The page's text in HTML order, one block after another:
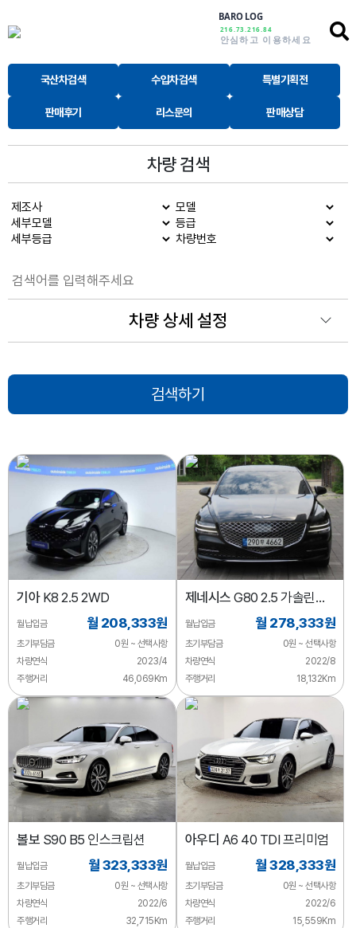
국산차검색 수입차검색 특별기획전
판매후기 리스문의 판매상담
차량 검색
차량 상세 설정
기아K8 2.5 2WD
월납입금 월 208,333원
초기부담금
0원 ~ 선택사항
차량연식
2023/4
주행거리
46,069Km
제네시스 G80 2.5 가솔린
터보 2WD
월납입금 월 278,333원
초기부담금
0원 ~ 선택사항
차량연식
2022/8
주행거리
18,132Km
볼보 S90 B5 인스크립션
월납입금 월 323,333원
초기부담금
0원 ~ 선택사항
차량연식
2022/6
주행거리
32,715Km
아우디 A6 40 TDI 프리미엄
월납입금 월 328,333원
초기부담금
0원 ~ 선택사항
차량연식
2022/6
주행거리
15,559Km
BARO LOG
216.73.216.84
안심하고 이용하세요